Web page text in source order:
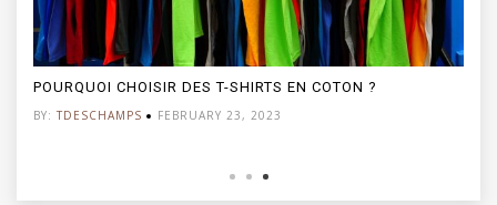
POURQUOI CHOISIR DES T-SHIRTS EN COTON ?
BY: TDESCHAMPS FEBRUARY 23, 2023